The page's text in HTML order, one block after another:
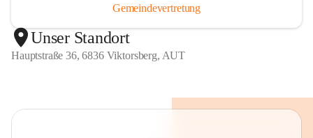
Gemeindevertretung
Unser Standort
Hauptstraße 36, 6836 Viktorsberg, AUT